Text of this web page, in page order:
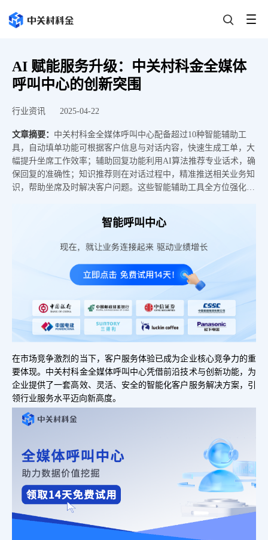
AI 赋能服务升级：中关村科金全媒体
呼叫中心的创新突围
行业资讯 2025-04-22
文章摘要： 中关村科金全媒体呼叫中心配备超过10种智能辅助工
具，自动填单功能可根据客户信息与对话内容，快速生成工单，大
幅提升坐席工作效率；辅助回复功能利用AI算法推荐专业话术，确
保回复的准确性；知识推荐则在对话过程中，精准推送相关业务知
识，帮助坐席及时解决客户问题。这些智能辅助工具全方位强化坐
智能呼叫中心
在市场竞争激烈的当下，客户服务体验已成为企业核心竞争力的重
要体现。中关村科金全媒体呼叫中心凭借前沿技术与创新功能，为
企业提供了一套高效、灵活、安全的智能化客户服务解决方案，引
领行业服务水平迈向新高度。